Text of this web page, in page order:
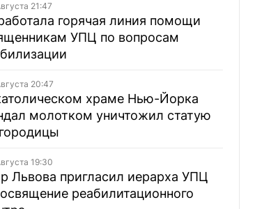
21:47
горячая линия помощи
УПЦ по вопросам
20:47
храме Нью-Йорка
молотком уничтожил статую
19:30
Львова пригласил иерарха УПЦ
реабилитационного